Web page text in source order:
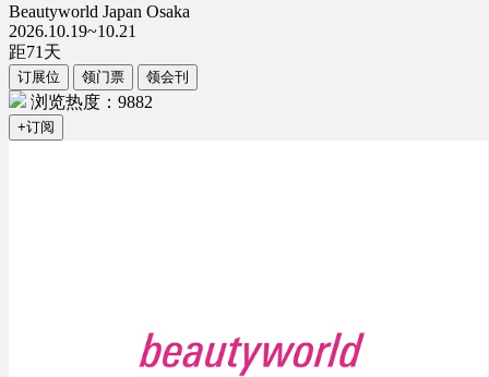
Beautyworld Japan Osaka
2026.10.19~10.21
距71 天
订展位 领门票 领会刊
浏览热度：9882
+订阅